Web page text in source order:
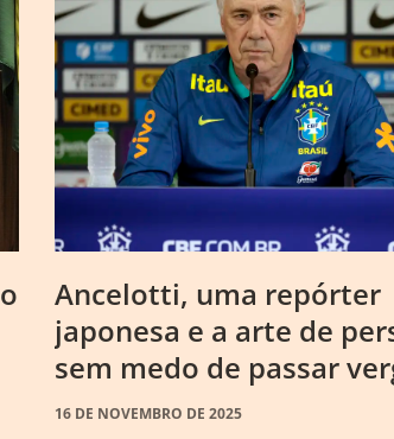
Ancelotti, uma repórter
japonesa e a arte de
sem medo de passar
16 DE NOVEMBRO DE 2025